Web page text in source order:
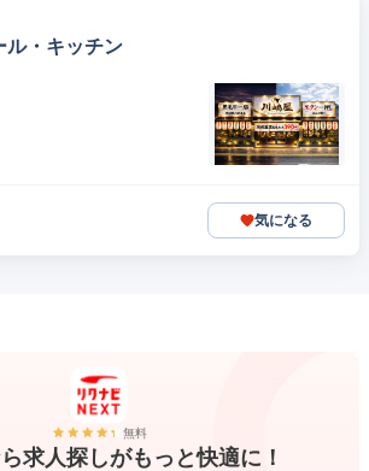
ル・キッチン
気になる
無料
求人探しがもっと快適に！